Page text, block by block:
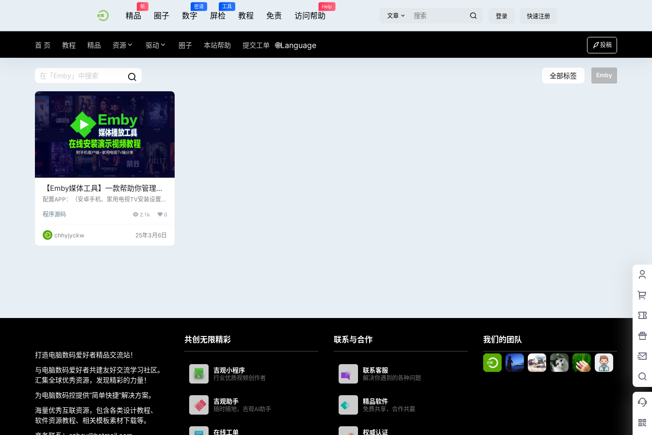
精品
新
圈子 数字
密道
屏检
工具
教程 免责 访问帮助
Help
文章 登录 快速注册
首 页 教程 精品 资源 驱动 圈子 本站帮助 提交工单 🌐Language 投稿
全部标签 Emby
【Emby媒体工具】一款帮助你管理和
流媒体化你的个人媒体库（如电影、电
电视TV应用下载安装！
配置APP：（安卓手机、家用电视TV安装设置方
务器地址：【免费白嫖资源在线观看，服务器不
位置填入我们的服务器地址：https://dy.jjgg.co:
666 微信小程序：吉观 【账号密码在首页右下角
咨询客服】； 下次打开APP后直接进入，无需登
程序源码 2.1k 0
chhyjyckw 25年3月6日
打造电脑数码爱好者精品交流站！
与电脑数码爱好者共建友好交流学习社区。
汇集全球优秀资源，发现精彩的力量！
为电脑数码控提供“简单快捷”解决方案。
海量优秀互联资源，包含各类设计教程、
软件资源教程、相关模板素材下载等。
共创无限精彩
吉观小程序
行业优质视频创作者
吉观助手
随时随地，吉观AI助手
在线工单
联系与合作
联系客服
解决你遇到的各种问题
精品软件
免费共享，合作共赢
权威认证
我们的团队